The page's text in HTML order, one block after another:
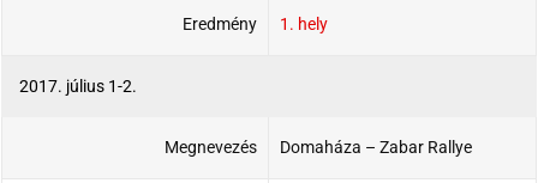
Eredmény 1. hely
2017. július 1-2.
Megnevezés Domaháza – Zabar Rallye